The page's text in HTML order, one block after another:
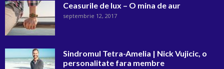
Ceasurile de lux – O mina de aur
septembrie 12, 2017
Sindromul Tetra-Amelia | Nick Vujicic, o
personalitate fara membre